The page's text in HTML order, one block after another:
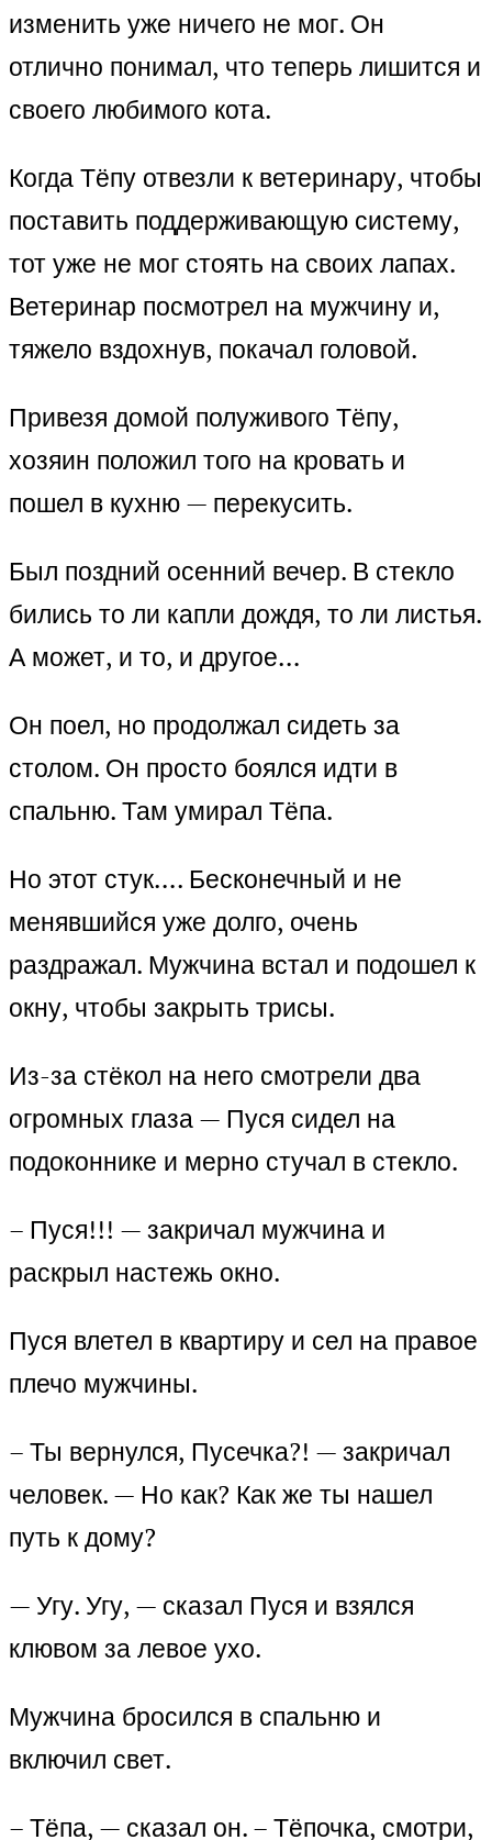
изменить уже ничего не мог. Он
отлично понимал, что теперь лишится и
своего любимого кота.
Когда Тёпу отвезли к ветеринару, чтобы
поставить поддерживающую систему,
тот уже не мог стоять на своих лапах.
Ветеринар посмотрел на мужчину и,
тяжело вздохнув, покачал головой.
Привезя домой полуживого Тёпу,
хозяин положил того на кровать и
пошел в кухню — перекусить.
Был поздний осенний вечер. В стекло
бились то ли капли дождя, то ли листья.
А может, и то, и другое…
Он поел, но продолжал сидеть за
столом. Он просто боялся идти в
спальню. Там умирал Тёпа.
Но этот стук…. Бесконечный и не
менявшийся уже долго, очень
раздражал. Мужчина встал и подошел к
окну, чтобы закрыть трисы.
Из-за стёкол на него смотрели два
огромных глаза — Пуся сидел на
подоконнике и мерно стучал в стекло.
– Пуся!!! — закричал мужчина и
раскрыл настежь окно.
Пуся влетел в квартиру и сел на правое
плечо мужчины.
– Ты вернулся, Пусечка?! — закричал
человек. — Но как? Как же ты нашел
путь к дому?
— Угу. Угу, — сказал Пуся и взялся
клювом за левое ухо.
Мужчина бросился в спальню и
включил свет.
– Тёпа, — сказал он. – Тёпочка, смотри,